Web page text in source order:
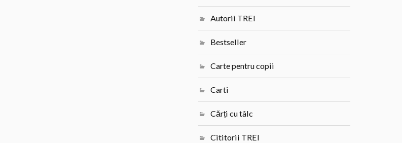
Autorii TREI
Bestseller
Carte pentru copii
Carti
Cărți cu tâlc
Cititorii TREI